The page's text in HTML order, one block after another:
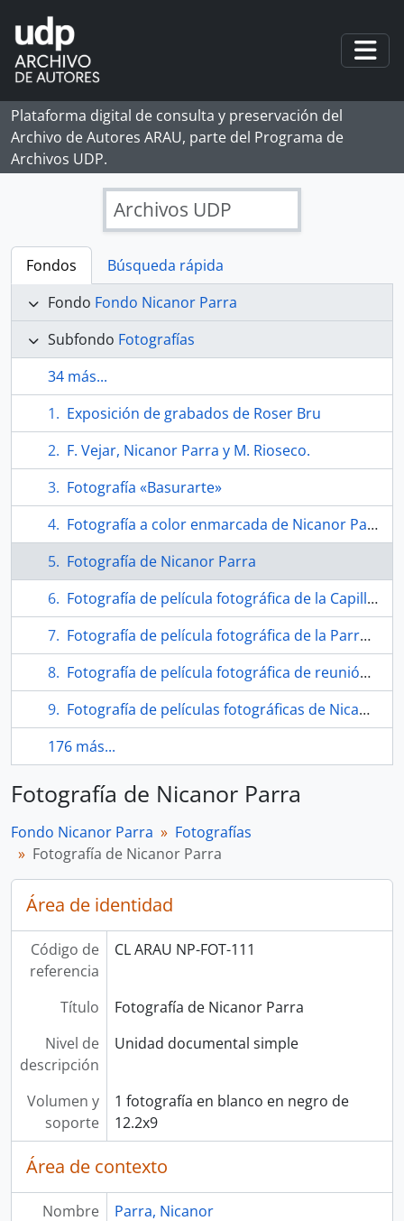
Skip to main content
Plataforma digital de consulta y preservación del
Archivo de Autores ARAU, parte del Programa de
Archivos UDP.
Archivos UDP
Fondos
Búsqueda rápida
Fondo Fondo Nicanor Parra
Subfondo Fotografías
34 más...
Exposición de grabados de Roser Bru
F. Vejar, Nicanor Parra y M. Rioseco.
Fotografía «Basurarte»
Fotografía a color enmarcada de Nicanor Parra
Fotografía de Nicanor Parra
Fotografía de película fotográfica de la Capilla del Cristo de Elqui
Fotografía de película fotográfica de la Parroquia del Cristo de Elqui
Fotografía de película fotográfica de reunión con Nicanor Parra
Fotografía de películas fotográficas de Nicanor Parra
176 más...
Fotografía de Nicanor Parra
Fondo Nicanor Parra
Fotografías
Fotografía de Nicanor Parra
Área de identidad
Código de
referencia
CL ARAU NP-FOT-111
Título
Fotografía de Nicanor Parra
Nivel de
descripción
Unidad documental simple
Volumen y
soporte
1 fotografía en blanco en negro de
12.2x9
Área de contexto
Nombre
Parra, Nicanor